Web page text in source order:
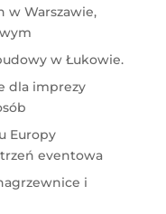
w Warszawie,
w Łukowie.
dla imprezy
Europy
eventowa
i